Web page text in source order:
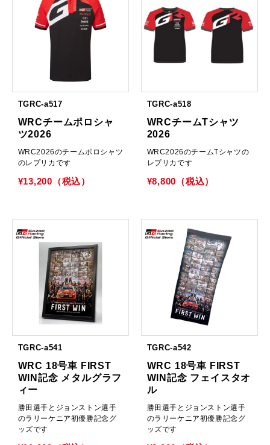
TGRC-a517
WRCチームポロシャ
ツ2026
WRC2026のチームポロシャツ
のレプリカです
¥13,200（税込）
TGRC-a518
WRCチームTシャツ
2026
WRC2026のチームTシャツの
レプリカです
¥8,800（税込）
TGRC-a541
WRC 18号車 FIRST
WIN記念 メタルグラフ
ィー
勝田選手とジョンストン選手
のラリーケニア初優勝記念グ
ッズです
TGRC-a542
WRC 18号車 FIRST
WIN記念 フェイスタオ
ル
勝田選手とジョンストン選手
のラリーケニア初優勝記念グ
ッズです